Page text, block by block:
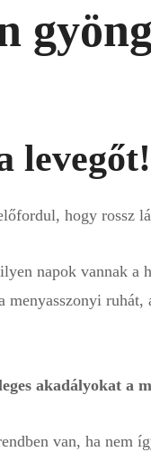
levegőt!
hogy rossz
napok vannak a
ruhát,
akadályokat a
van, ha nem